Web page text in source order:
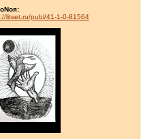
litset.ru/publ/41-1-0-81564